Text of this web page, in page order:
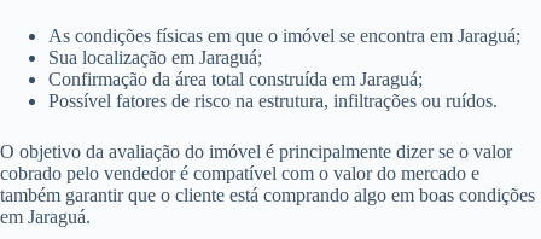
As condições físicas em que o imóvel se encontra em Jaraguá;
Sua localização em Jaraguá;
Confirmação da área total construída em Jaraguá;
Possível fatores de risco na estrutura, infiltrações ou ruídos.
O objetivo da avaliação do imóvel é principalmente dizer se o valor
cobrado pelo vendedor é compatível com o valor do mercado e
também garantir que o cliente está comprando algo em boas condições
em Jaraguá.